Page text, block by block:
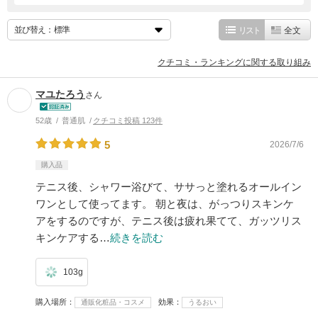
並び替え： リスト 全文
クチコミ・ランキングに関する取り組み
マユたろう さん
52歳 普通肌 クチコミ投稿 123件
5 2026/7/6
購入品
テニス後、シャワー浴びて、ササっと塗れるオールイン
ワンとして使ってます。 朝と夜は、がっつりスキンケ
アをするのですが、テニス後は疲れ果てて、ガッツリス
キンケアする…続きを読む
103g
購入場所 通販化粧品・コスメ 効果 うるおい